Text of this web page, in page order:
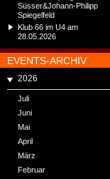
Süsser&Johann-Philipp
Spiegelfeld
Klub 66 im U4 am
28.05.2026
EVENTS-ARCHIV
2026
Juli
Juni
Mai
April
März
Februar